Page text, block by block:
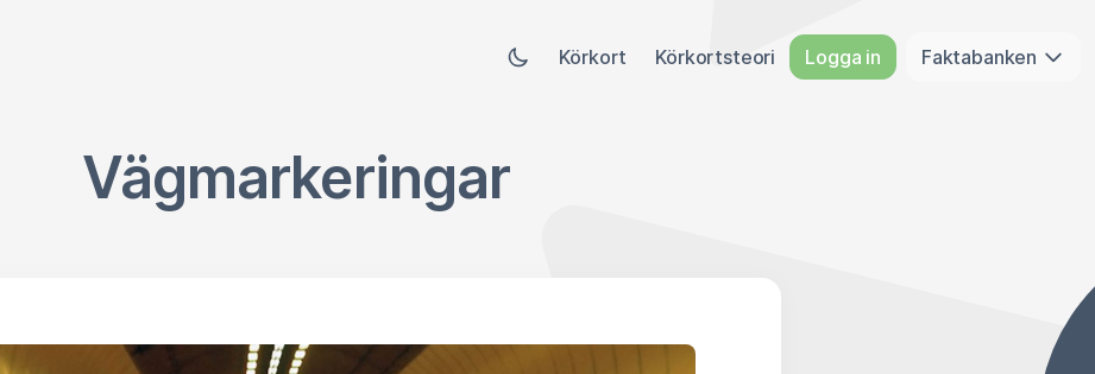
Körkort Körkortsteori Logga in Faktabanken
Vägmarkeringar